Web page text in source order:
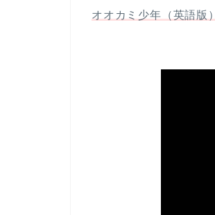
オオカミ少年（英語版）